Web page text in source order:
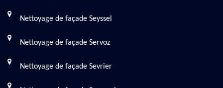
Nettoyage de façade Seyssel
Nettoyage de façade Servoz
Nettoyage de façade Sevrier